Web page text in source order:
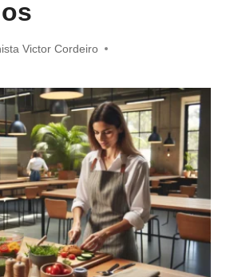
Victor Cordeiro